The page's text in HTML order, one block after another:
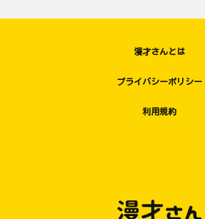
漫才さんとは
プライバシーポリシー
利用規約